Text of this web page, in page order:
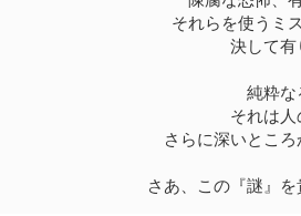
それらを使うミ
決して有
純粋な
それは人
さらに深いところ
さあ、この『謎』